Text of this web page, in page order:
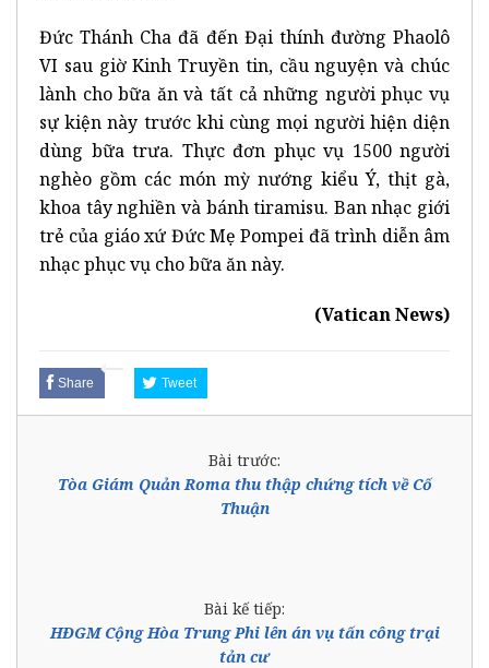
Đức Thánh Cha đã đến Đại thính đường Phaolô
VI sau giờ Kinh Truyền tin, cầu nguyện và chúc
lành cho bữa ăn và tất cả những người phục vụ
sự kiện này trước khi cùng mọi người hiện diện
dùng bữa trưa. Thực đơn phục vụ 1500 người
nghèo gồm các món mỳ nướng kiểu Ý, thịt gà,
khoa tây nghiền và bánh tiramisu. Ban nhạc giới
trẻ của giáo xứ Đức Mẹ Pompei đã trình diễn âm
nhạc phục vụ cho bữa ăn này.
(Vatican News)
Share Tweet
Bài trước:
Tòa Giám Quản Roma thu thập chứng tích về Cố
Thuận
Bài kế tiếp:
HĐGM Cộng Hòa Trung Phi lên án vụ tấn công trại
tản cư